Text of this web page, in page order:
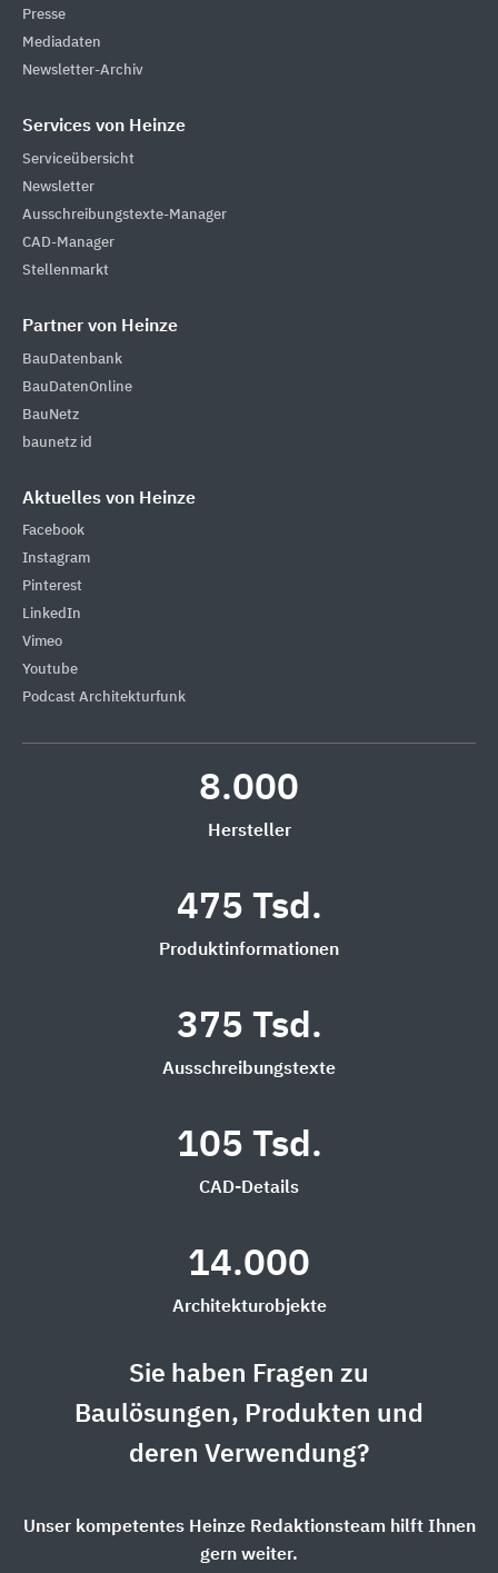
Presse
Mediadaten
Newsletter-Archiv
Services von Heinze
Serviceübersicht
Newsletter
Ausschreibungstexte-Manager
CAD-Manager
Stellenmarkt
Partner von Heinze
BauDatenbank
BauDatenOnline
BauNetz
baunetz id
Aktuelles von Heinze
Facebook
Instagram
Pinterest
LinkedIn
Vimeo
Youtube
Podcast Architekturfunk
8.000
Hersteller
475 Tsd.
Produktinformationen
375 Tsd.
Ausschreibungstexte
105 Tsd.
CAD-Details
14.000
Architekturobjekte
Sie haben Fragen zu
Baulösungen, Produkten und
deren Verwendung?
Unser kompetentes Heinze Redaktionsteam hilft Ihnen
gern weiter.